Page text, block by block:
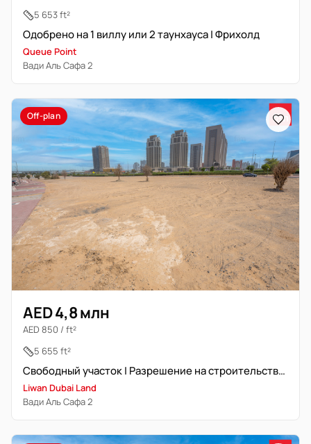
5 653 ft²
Одобрено на 1 виллу или 2 таунхауса | Фрихолд
Queue Point
Вади Аль Сафа 2
Off-plan
AED 4,8 млн
AED 850 / ft²
5 655 ft²
Свободный участок | Разрешение на строительство виллы или 2 таунхаусов
Liwan Dubai Land
Вади Аль Сафа 2